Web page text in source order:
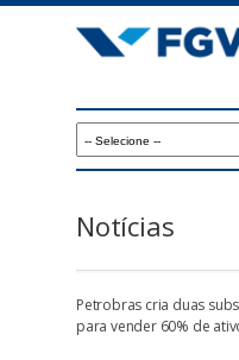
para
V
r
Notícias
Petrobras cria duas
para vender 60% de